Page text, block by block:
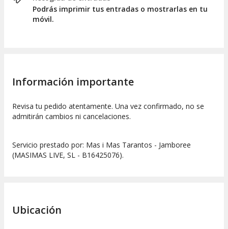
Podrás imprimir tus entradas o mostrarlas en tu
móvil.
Información importante
Revisa tu pedido atentamente. Una vez confirmado, no se
admitirán cambios ni cancelaciones.
Servicio prestado por: Mas i Mas Tarantos - Jamboree
(MASIMAS LIVE, SL - B16425076).
Ubicación